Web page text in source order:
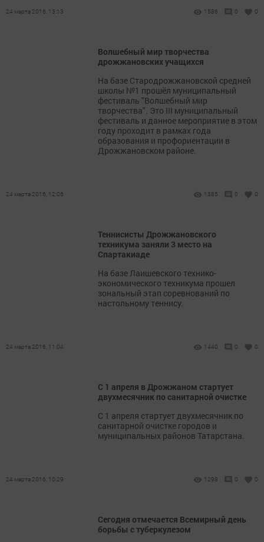
24 марта 2016, 13:13 1586 0 0
Волшебный мир творчества
дрожжановских учащихся
На базе Стародрожжановской средней
школы №1 прошёл муниципальный
фестиваль "Волшебный мир
творчества". Это III муниципальный
фестиваль и данное мероприятие в этом
году проходит в рамках года
образования и профориентации в
Дрожжановском районе.
24 марта 2016, 12:06 1385 0 0
Теннисисты Дрожжановского
техникума заняли 3 место на
Спартакиаде
На базе Лаишевского технико-
экономического техникума прошел
зональный этап соревнований по
настольному теннису.
24 марта 2016, 11:04 1440 0 0
С 1 апреля в Дрожжаном стартует
двухмесячник по санитарной очистке
С 1 апреля стартует двухмесячник по
санитарной очистке городов и
муниципальных районов Татарстана.
24 марта 2016, 10:29 1298 0 0
Сегодня отмечается Всемирный день
борьбы с туберкулезом